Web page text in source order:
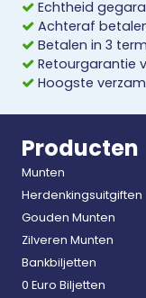
Echtheid
Achteraf
Betalen in 3
Retourgarantie
Hoogste
Producten
Munten
Herdenkingsuitgiften
Gouden Munten
Zilveren Munten
Bankbiljetten
0 Euro Biljetten